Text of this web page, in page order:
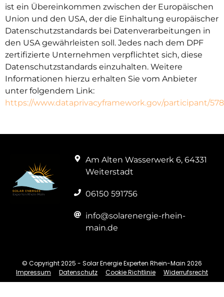
ist ein Übereinkommen zwischen der Europäischen
Union und den USA, der die Einhaltung europäischer
Datenschutzstandards bei Datenverarbeitungen in
den USA gewährleisten soll. Jedes nach dem DPF
zertifizierte Unternehmen verpflichtet sich, diese
Datenschutzstandards einzuhalten. Weitere
Informationen hierzu erhalten Sie vom Anbieter
unter folgendem Link:
https://www.dataprivacyframework.gov/participant/
Am Alten Wasserwerk 6, 64331
Weiterstadt
06150 591756
info@solarenergie-rhein-
main.de
© Copyright 2025 - Solar Energie Experten Rhein-Main 2026
Impressum
Datenschutz Cookie Richtlinie Widerrufsrecht